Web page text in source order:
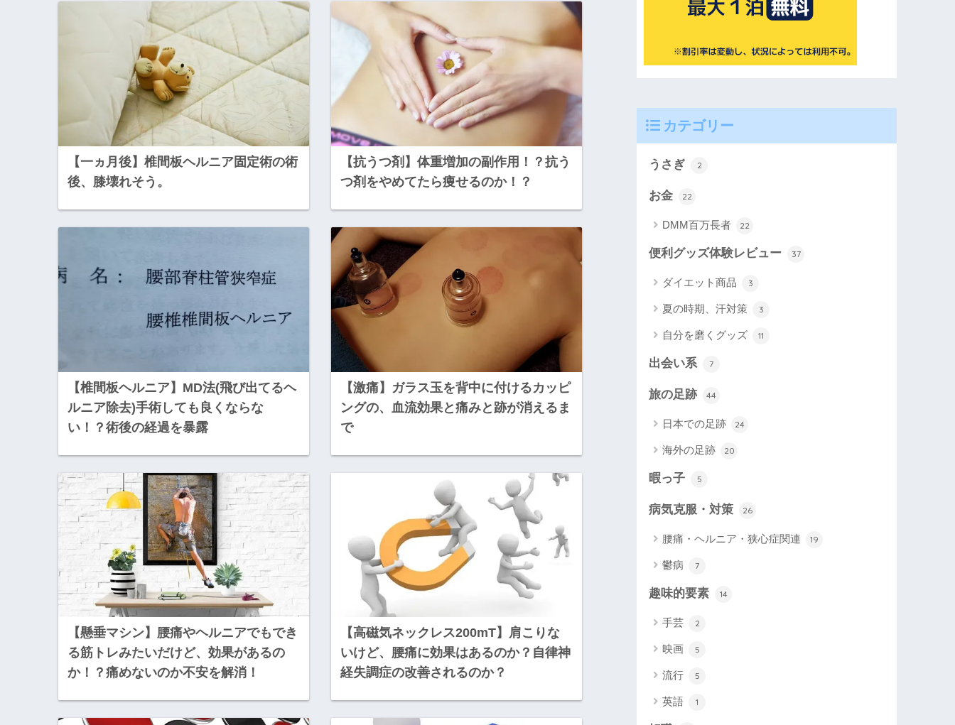
【一ヵ月後】椎間板ヘルニア固定術の術
後、膝壊れそう。
【抗うつ剤】体重増加の副作用！？抗う
つ剤をやめてたら痩せるのか！？
【椎間板ヘルニア】MD法(飛び出てるヘ
ルニア除去)手術しても良くならな
い！？術後の経過を暴露
【激痛】ガラス玉を背中に付けるカッピ
ングの、血流効果と痛みと跡が消えるま
で
【懸垂マシン】腰痛やヘルニアでもでき
る筋トレみたいだけど、効果があるの
か！？痛めないのか不安を解消！
【高磁気ネックレス200mT】肩こりな
いけど、腰痛に効果はあるのか？自律神
経失調症の改善されるのか？
カテゴリー
うさぎ 2
お金 22
DMM百万長者 22
便利グッズ体験レビュー 37
ダイエット商品 3
夏の時期、汗対策 3
自分を磨くグッズ 11
出会い系 7
旅の足跡 44
日本での足跡 24
海外の足跡 20
暇っ子 5
病気克服・対策 26
腰痛・ヘルニア・狭心症関連 19
鬱病 7
趣味的要素 14
手芸 2
映画 5
流行 5
英語 1